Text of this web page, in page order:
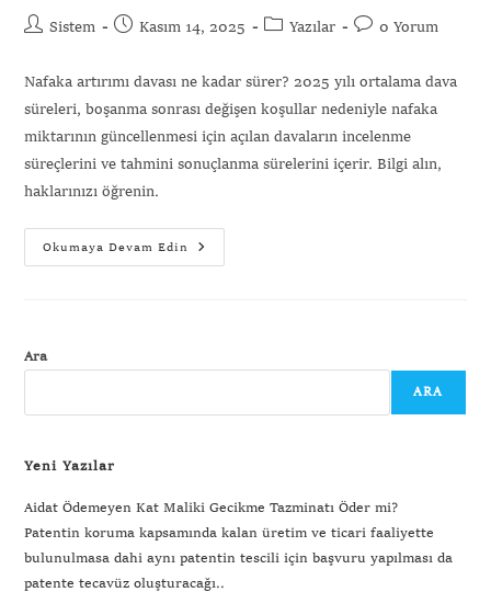
Sistem Kasım 14, 2025 Yazılar 0 Yorum
Nafaka artırımı davası ne kadar sürer? 2025 yılı ortalama dava
süreleri, boşanma sonrası değişen koşullar nedeniyle nafaka
miktarının güncellenmesi için açılan davaların incelenme
süreçlerini ve tahmini sonuçlanma sürelerini içerir. Bilgi alın,
haklarınızı öğrenin.
Okumaya Devam Edin
Ara
ARA
Yeni Yazılar
Aidat Ödemeyen Kat Maliki Gecikme Tazminatı Öder mi?
Patentin koruma kapsamında kalan üretim ve ticari faaliyette
bulunulmasa dahi aynı patentin tescili için başvuru yapılması da
patente tecavüz oluşturacağı..